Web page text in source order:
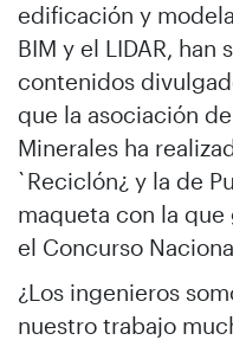
edificación y
BIM y el LIDAR, han
contenidos
que la asociación
Minerales ha
`Reciclón¿ y la de
maqueta con la que
el Concurso
¿Los ingenieros
nuestro trabajo